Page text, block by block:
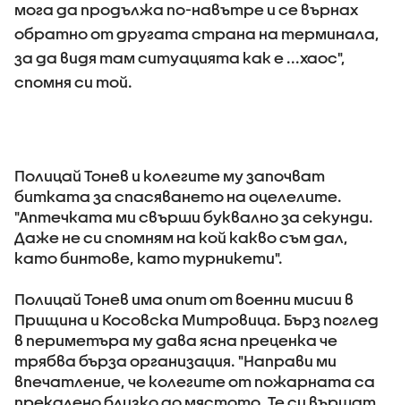
мога да продължа по-навътре и се върнах
обратно от другата страна на терминала,
за да видя там ситуацията как е ...хаос",
спомня си той.
Полицай Тонев и колегите му започват
битката за спасяването на оцелелите.
"Аптечката ми свърши буквално за секунди.
Даже не си спомням на кой какво съм дал,
като бинтове, като турникети".
Полицай Тонев има опит от военни мисии в
Прищина и Косовска Митровица. Бърз поглед
в периметъра му дава ясна преценка че
трябва бърза организация. "Направи ми
впечатление, че колегите от пожарната са